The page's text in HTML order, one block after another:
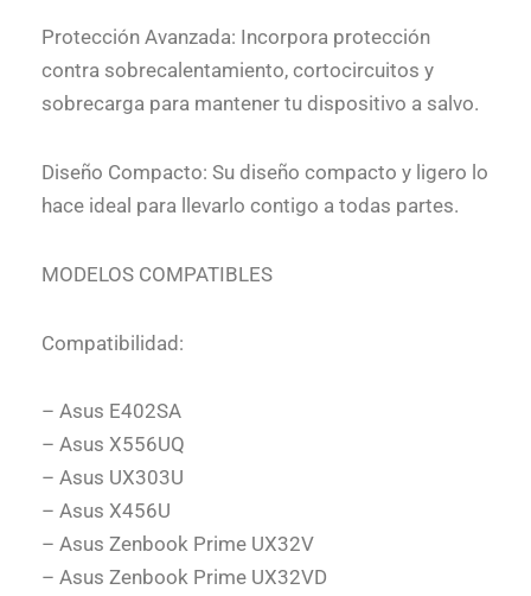
Protección Avanzada: Incorpora protección
contra sobrecalentamiento, cortocircuitos y
sobrecarga para mantener tu dispositivo a salvo.
Diseño Compacto: Su diseño compacto y ligero lo
hace ideal para llevarlo contigo a todas partes.
MODELOS COMPATIBLES
Compatibilidad:
– Asus E402SA
– Asus X556UQ
– Asus UX303U
– Asus X456U
– Asus Zenbook Prime UX32V
– Asus Zenbook Prime UX32VD